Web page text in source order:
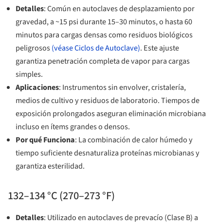
Detalles: Común en autoclaves de desplazamiento por
gravedad, a ~15 psi durante 15–30 minutos, o hasta 60
minutos para cargas densas como residuos biológicos
peligrosos(véase Ciclos de Autoclave). Este ajuste
garantiza penetración completa de vapor para cargas
simples.
Aplicaciones: Instrumentos sin envolver, cristalería,
medios de cultivo y residuos de laboratorio. Tiempos de
exposición prolongados aseguran eliminación microbiana
incluso en ítems grandes o densos.
Por qué Funciona: La combinación de calor húmedo y
tiempo suficiente desnaturaliza proteínas microbianas y
garantiza esterilidad.
132–134 °C (270–273 °F)
Detalles: Utilizado en autoclaves de prevacío (Clase B) a